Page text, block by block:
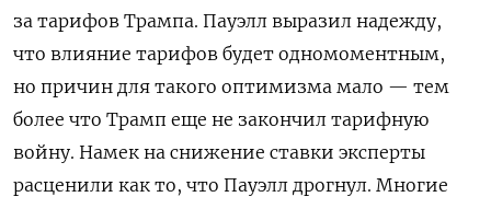
за тарифов Трампа. Пауэлл выразил надежду,
что влияние тарифов будет одномоментным,
но причин для такого оптимизма мало — тем
более что Трамп еще не закончил тарифную
войну. Намек на снижение ставки эксперты
расценили как то, что Пауэлл дрогнул. Многие